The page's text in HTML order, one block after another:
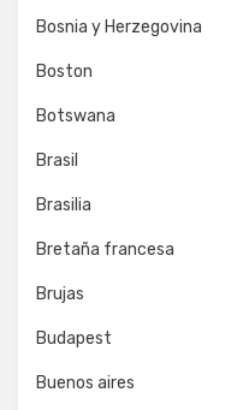
Bosnia y Herzegovina
Boston
Botswana
Brasil
Brasilia
Bretaña francesa
Brujas
Budapest
Buenos aires